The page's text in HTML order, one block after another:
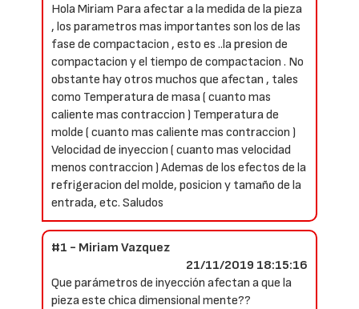
Hola Miriam Para afectar a la medida de la pieza
, los parametros mas importantes son los de las
fase de compactacion , esto es ..la presion de
compactacion y el tiempo de compactacion . No
obstante hay otros muchos que afectan , tales
como Temperatura de masa ( cuanto mas
caliente mas contraccion ) Temperatura de
molde ( cuanto mas caliente mas contraccion )
Velocidad de inyeccion ( cuanto mas velocidad
menos contraccion ) Ademas de los efectos de la
refrigeracion del molde, posicion y tamaño de la
entrada, etc. Saludos
#1 - Miriam Vazquez
21/11/2019 18:15:16
Que parámetros de inyección afectan a que la
pieza este chica dimensional mente??